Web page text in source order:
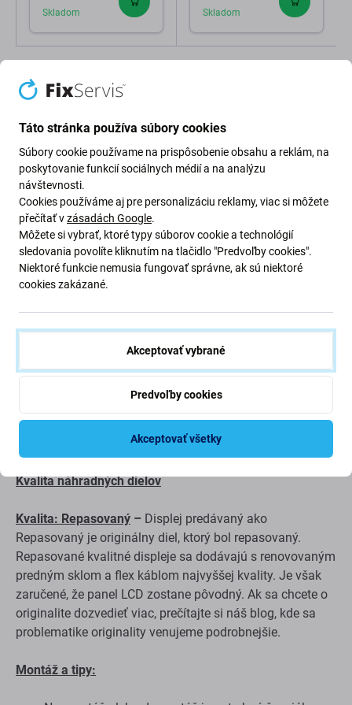
Skladom Skladom
Popis a špecifikácia Kvalita Doprava a vrátenie
LCD displej + dotykové sklo pre Apple
iPad Pro 10.5 (2017)
Táto sada obsahuje:
LCD displej
Kvalita náhradných dielov
Kvalita: Repasovaný – Displej predávaný ako
Repasovaný je originálny diel, ktorý bol repasovaný.
Repasované kvalitné displeje sa dodávajú s renovovaným
predným sklom a flex káblom najvyššej kvality. Je však
zaručené, že panel LCD zostane pôvodný. Ak sa chcete o
originalite dozvedieť viac, prečítajte si náš blog, kde sa
problematike originality venujeme podrobnejšie.
Montáž a tipy:
Táto stránka používa súbory cookies
Súbory cookie používame na prispôsobenie obsahu a reklám, na
poskytovanie funkcií sociálnych médií a na analýzu
návštevnosti.
Cookies používáme aj pre personalizáciu reklamy, viac si môžete
přečítať vzásadách Google.
Môžete si vybrať, ktoré typy súborov cookie a technológií
sledovania povolíte kliknutím na tlačidlo "Predvoľby cookies".
Niektoré funkcie nemusia fungovať správne, ak sú niektoré
cookies zakázané.
Akceptovať vybrané
Predvoľby cookies
Akceptovať všetky